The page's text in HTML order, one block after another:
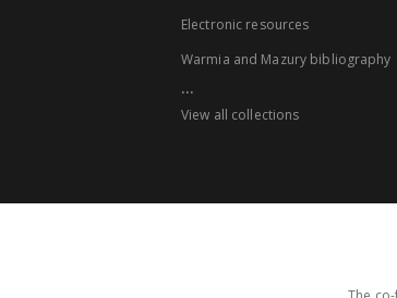
Electronic resources
Warmia and Mazury bibliography
...
View all collections